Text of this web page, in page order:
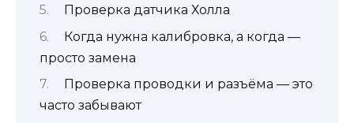
Проверка датчика Холла
Когда нужна калибровка, а когда —
просто замена
Проверка проводки и разъёма — это
часто забывают